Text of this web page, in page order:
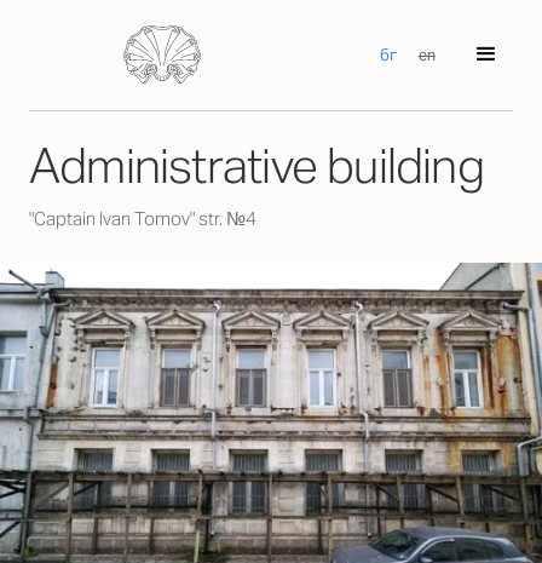
бг en
Аdministrative building
"Captain Ivan Tomov" str. №4